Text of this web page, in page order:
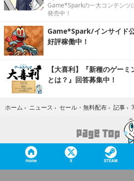
Game*Sparkの一大コンテンツ
発売中！
Game*Spark/インサイド
好評稼働中！
【大喜利】『新種のゲー
とは？』回答募集中！
ホーム › ニュース › セール・無料配布 › 記事 ›
Home X STEAM